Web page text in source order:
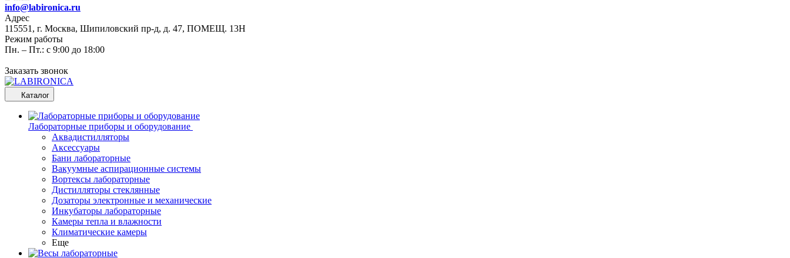
info@labironica.ru
Адрес
115551, г. Москва, Шипиловский пр-д, д. 47, ПОМЕЩ. 13Н
Режим работы
Пн. – Пт.: с 9:00 до 18:00
Заказать звонок
Каталог
Лабораторные приборы и оборудование
Аквадистилляторы
Аксессуары
Бани лабораторные
Вакуумные аспирационные системы
Вортексы лабораторные
Дистилляторы стеклянные
Дозаторы электронные и механические
Инкубаторы лабораторные
Камеры тепла и влажности
Климатические камеры
Еще